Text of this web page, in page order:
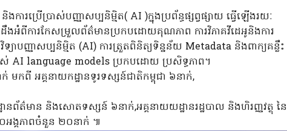
ការប្រើប្រាស់បញ្ញាសប្បនិម្មិត( AI )ក្នុងប្រព័ន្ធផ្សព្វផ្សាយ ធ្វើឡើងរយៈ
ពីការកែសម្រួលព័ត៌មានប្រកបដោយគុណភាព ការវិភាគវីដេអូនិងការ
ាបញ្ញាសប្បនិម្មិត (AI) ការត្រួតពិនិត្យទិន្នន័យ Metadata និងពាក្យគន្លឹះ
ាស់ AI language models ប្រកបដោយ ប្រសិទ្ធភាព។
កពី អគ្គនាយកដ្ឋានទូរទស្សន៍ជាតិកម្ពុជា ៦នាក់,
ានព័ត៌មាន និងសោតទស្សន៍ ៦នាក់,អគ្គនាយយដ្ឋានរដ្ឋបាល និងហិរញ្ញវត្ថុ នៃ
ង្គភាពចំនួន ២០នាក់ ៕